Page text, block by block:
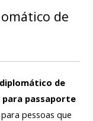
de
de
para passaporte
pessoas que